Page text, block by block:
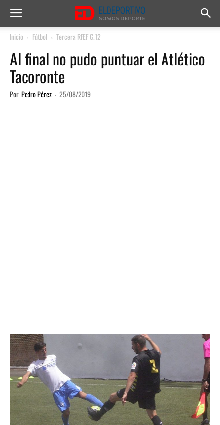
Inicio Fútbol Tercera RFEF G.12
Al final no pudo puntuar el Atlético
Tacoronte
Por Pedro Pérez - 25/08/2019